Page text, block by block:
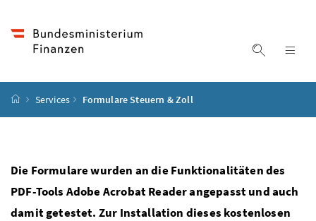
Suche
Startseite
Services Formulare Steuern & Zoll
Die Formulare wurden an die Funktionalitäten des
PDF-Tools Adobe Acrobat Reader angepasst und auch
damit getestet. Zur Installation dieses kostenlosen